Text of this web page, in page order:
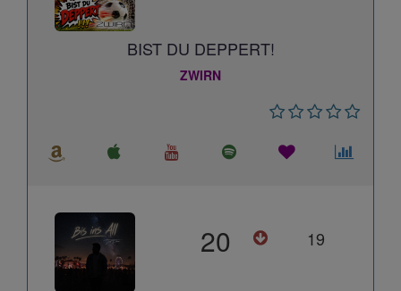
BIST DU DEPPERT!
ZWIRN
20 19